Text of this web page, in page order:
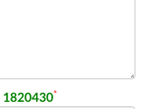
1820430*